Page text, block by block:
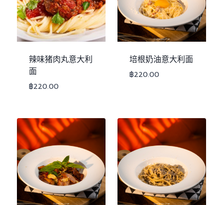
辣味猪肉丸意大利
面
฿220.00
培根奶油意大利面
฿220.00